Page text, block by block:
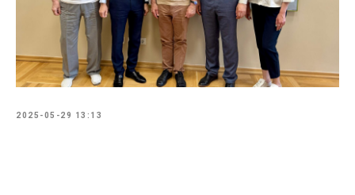
2025-05-29 13:13